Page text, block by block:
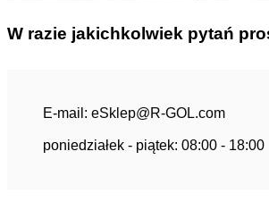
W razie jakichkolwiek pytań
E-mail: eSklep@R-GOL.com
poniedziałek - piątek: 08:00 - 18:00